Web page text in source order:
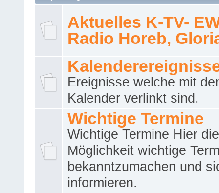
Aktuelles K-TV-
Radio Horeb,
Ereignisse welche mit
Kalender verlinkt sind.
Wichtige Termine
Wichtige Termine Hier die
Möglichkeit wichtige
bekanntzumachen und
informieren.